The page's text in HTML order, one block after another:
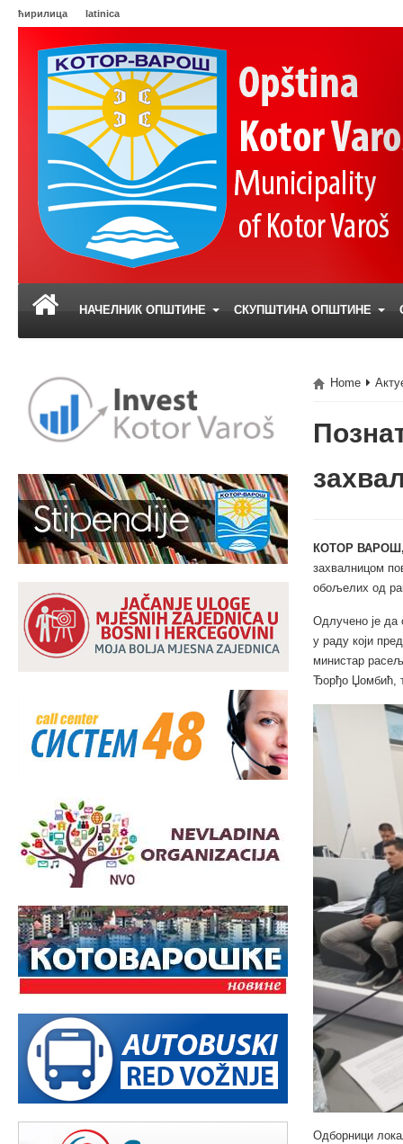
ћирилица latinica
НАЧЕЛНИК ОПШТИНЕ СКУПШТИНА ОПШТИНЕ
Home
КОТОР
захвалницом
обољелих од
Одлучено је да
у раду који
министар
Ђорђо Џомбић,
Одборници